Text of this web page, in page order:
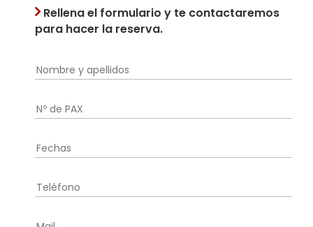
Rellena el formulario y te contactaremos
para hacer la reserva.